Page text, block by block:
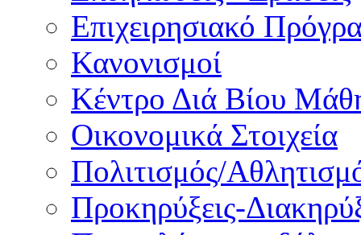
Επιχειρησιακό
Κανονισμοί
Κέντρο Διά Βίου
Οικονομικά Στοιχεία
Πολιτισμός/
Προκηρύξεις-